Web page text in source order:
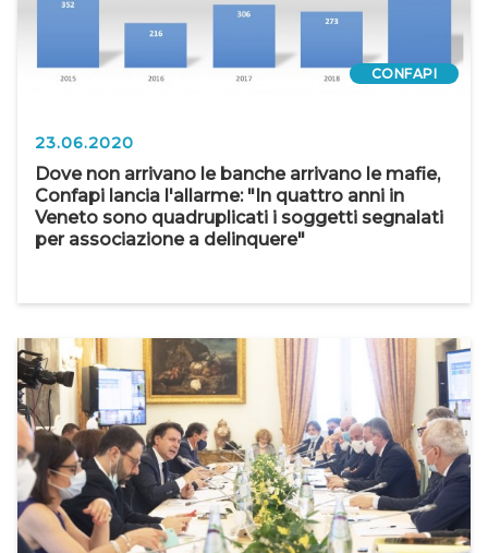
CONFAPI
23.06.2020
Dove non arrivano le banche arrivano le mafie,
Confapi lancia l'allarme: "In quattro anni in
Veneto sono quadruplicati i soggetti segnalati
per associazione a delinquere"